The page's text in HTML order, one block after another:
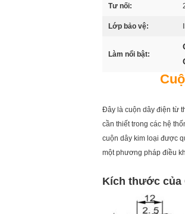
Tư nối:
Lớp bảo vệ:
Làm nổi bật:
Đây là cuộn dây điện từ
cần thiết trong các hệ
cuộn dây kim loại được
một phương pháp điều
Kích thước của